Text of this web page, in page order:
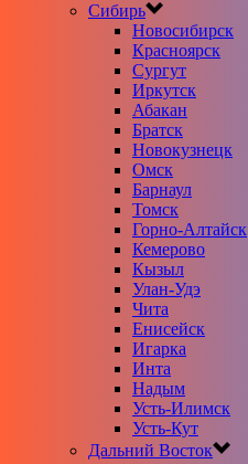
Сибирь
Новосибирск
Красноярск
Сургут
Иркутск
Абакан
Братск
Новокузнецк
Омск
Барнаул
Томск
Горно-Алтайск
Кемерово
Кызыл
Улан-Удэ
Чита
Енисейск
Игарка
Инта
Надым
Усть-Илимск
Усть-Кут
Дальний Восток